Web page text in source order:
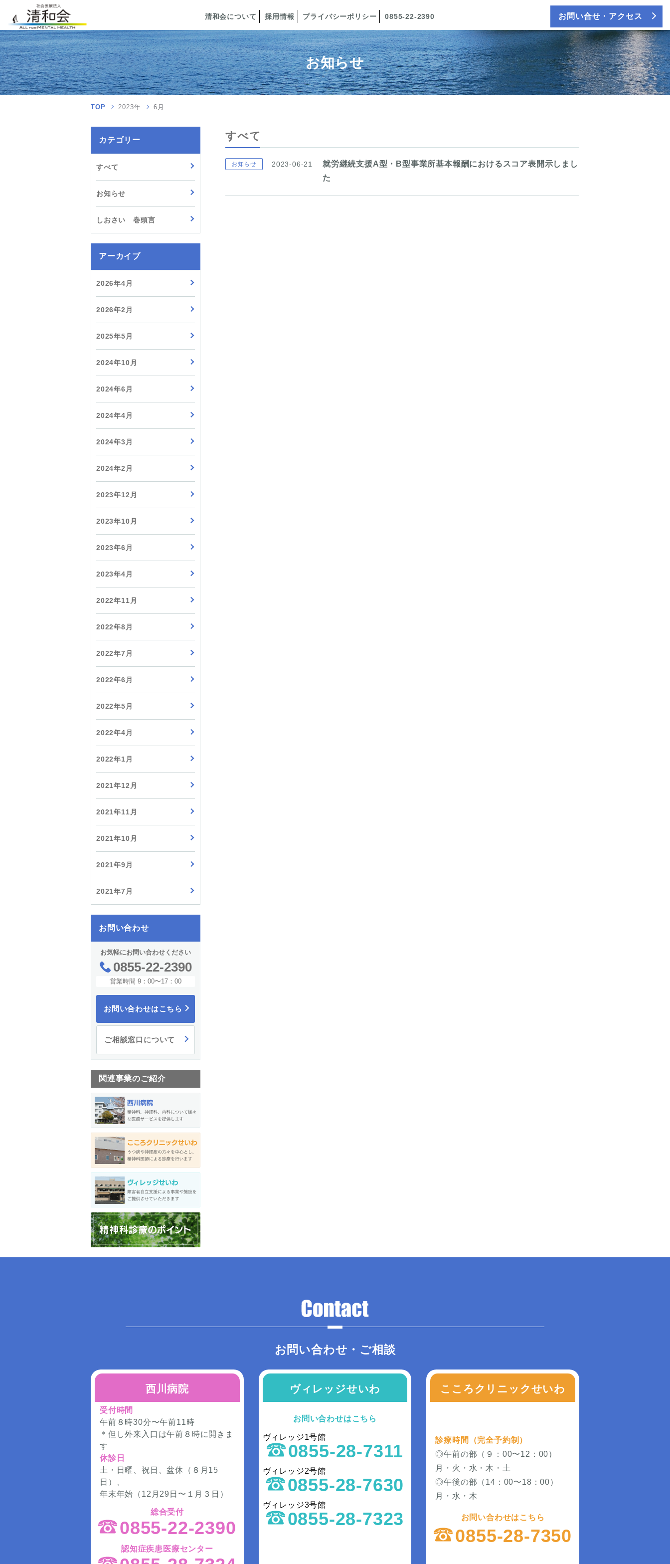
清和会について 採用情報 プライバシーポリシー 0855-22-2390 お問い合せ・アクセス
お知らせ
TOP 2023年 6月
すべて
お知らせ 2023-06-21
就労継続支援A型・B型事業所基本報酬におけるスコア表開示しまし
た
カテゴリー
すべて
お知らせ
しおさい 巻頭言
アーカイブ
2026年4月
2026年2月
2025年5月
2024年10月
2024年6月
2024年4月
2024年3月
2024年2月
2023年12月
2023年10月
2023年6月
2023年4月
2022年11月
2022年8月
2022年7月
2022年6月
2022年5月
2022年4月
2022年1月
2021年12月
2021年11月
2021年10月
2021年9月
2021年7月
お問い合わせ
お気軽にお問い合わせください
0855-22-2390
営業時間 9：00〜17：00
お問い合わせはこちら
ご相談窓口について
関連事業のご紹介
お問い合わせ・ご相談
西川病院
受付時間
午前８時30分〜午前11時
＊但し外来入口は午前８時に開きま
す
休診日
土・日曜、祝日、盆休（８月15
日）、
年末年始（12月29日〜１月３日）
総合受付
0855-22-2390
認知症疾患医療センター
ヴィレッジせいわ
お問い合わせはこちら
ヴィレッジ1号館
0855-28-7311
ヴィレッジ2号館
0855-28-7630
ヴィレッジ3号館
0855-28-7323
こころクリニックせいわ
診療時間（完全予約制）
◎午前の部（９：00〜12：00）
月・火・水・木・土
◎午後の部（14：00〜18：00）
月・水・木
お問い合わせはこちら
0855-28-7350